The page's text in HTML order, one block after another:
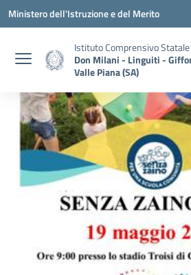
Vai ai contenuti
Vai al menu di navigazione
Vai al footer
Ministero dell'Istruzione e del Merito
Istituto Comprensivo Statale
Don Milani - Linguiti -
Valle Piana (SA)